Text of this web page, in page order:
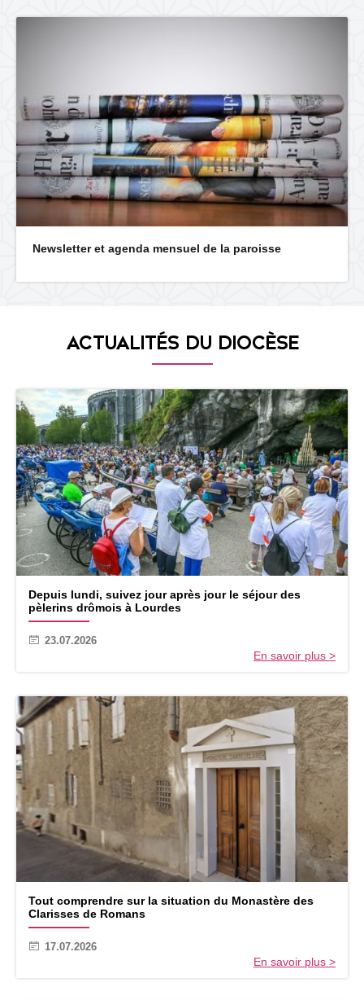
Newsletter et agenda mensuel de la paroisse
ACTUALITÉS DU DIOCÈSE
Depuis lundi, suivez jour après jour le séjour des
pèlerins drômois à Lourdes
23.07.2026
En savoir plus >
Tout comprendre sur la situation du Monastère des
Clarisses de Romans
17.07.2026
En savoir plus >